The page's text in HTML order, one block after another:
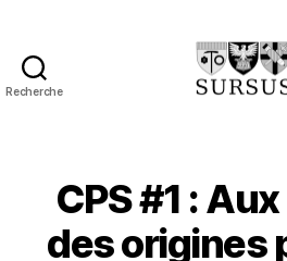
Recherche
CPS #1 :
des origines